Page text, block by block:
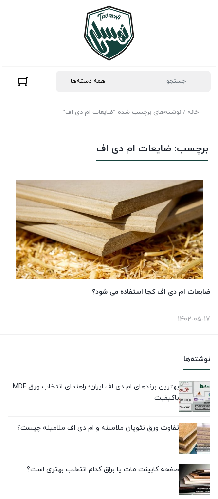
خانه / نوشته‌های برچسب شده “ضایعات ام دی اف”
نوشته‌ها
بهترین برندهای ام دی اف ایران؛ راهنمای انتخاب ورق MDF
باکیفیت
تفاوت ورق نئوپان ملامینه و ام دی اف ملامینه چیست؟
صفحه کابینت مات یا براق کدام انتخاب بهتری است؟
برچسب: ضایعات ام دی اف
ضایعات ام دی اف کجا استفاده می شود؟
1402-05-17